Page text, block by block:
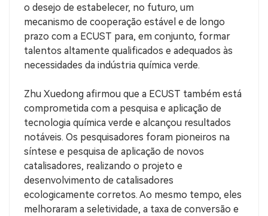
o desejo de estabelecer, no futuro, um
mecanismo de cooperação estável e de longo
prazo com a ECUST para, em conjunto, formar
talentos altamente qualificados e adequados às
necessidades da indústria química verde.
Zhu Xuedong afirmou que a ECUST também está
comprometida com a pesquisa e aplicação de
tecnologia química verde e alcançou resultados
notáveis. Os pesquisadores foram pioneiros na
síntese e pesquisa de aplicação de novos
catalisadores, realizando o projeto e
desenvolvimento de catalisadores
ecologicamente corretos. Ao mesmo tempo, eles
melhoraram a seletividade, a taxa de conversão e